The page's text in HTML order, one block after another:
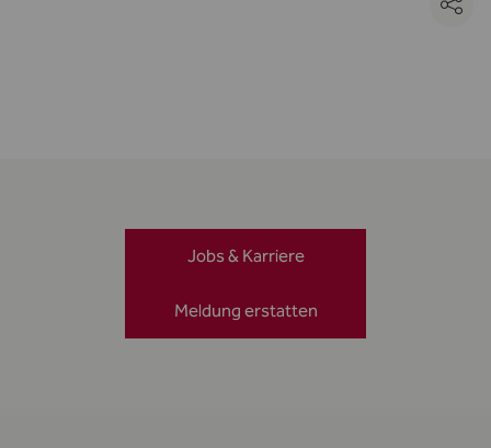
Jobs & Karriere
Meldung erstatten